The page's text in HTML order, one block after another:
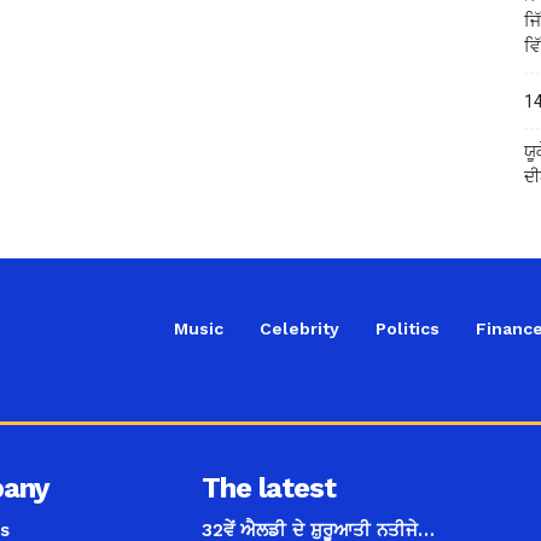
Music Celebrity Politics Finance
The latest
32ਵੇਂ ਐਲਡੀ ਦੇ ਸ਼ੁਰੂਆਤੀ ਨਤੀਜੇ…